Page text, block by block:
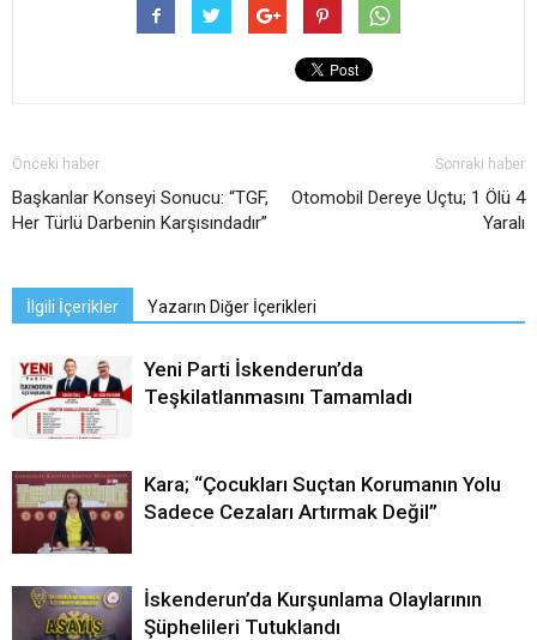
Önceki haber
Başkanlar Konseyi Sonucu: “TGF,
Her Türlü Darbenin Karşısındadır”
Sonraki haber
Otomobil Dereye Uçtu; 1 Ölü 4
Yaralı
İlgili İçerikler Yazarın Diğer İçerikleri
Yeni Parti İskenderun’da
Teşkilatlanmasını Tamamladı
Kara; “Çocukları Suçtan Korumanın Yolu
Sadece Cezaları Artırmak Değil”
İskenderun’da Kurşunlama Olaylarının
Şüphelileri Tutuklandı